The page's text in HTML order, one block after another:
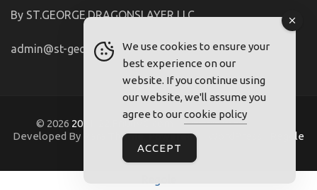
By ST.GEORGE.DRAGONSLAYER LLC
admin@st-george-dragonslayer.com
© 2026 2021-22.FriuliVG.com
. Metro Magazine Pro |
Developed By
Rara Theme. Powered by Regole
We use cookies to ensure your
best experience on our
website. If you continue using
our website, we'll assume you
agree to ourcookie policy
ACCEPT